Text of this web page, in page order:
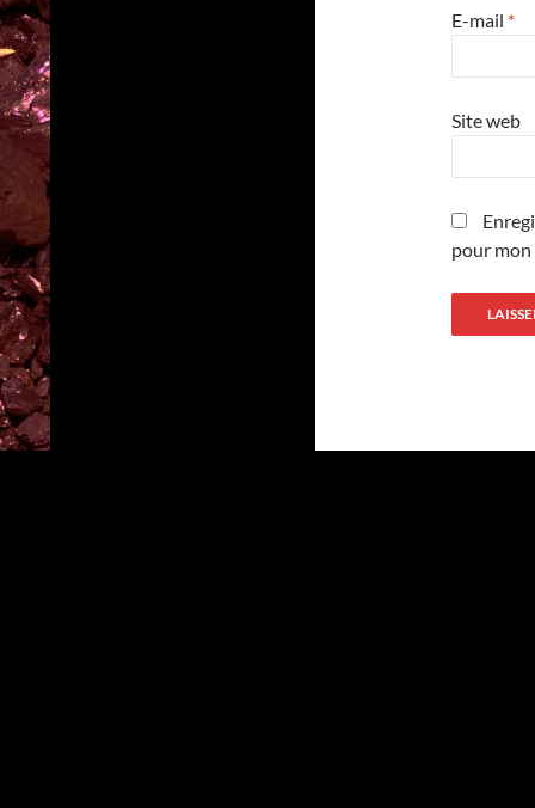
E-mail *
Site web
pour